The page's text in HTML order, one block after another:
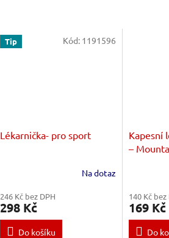
Tip
Lékarnička- pro sport
Na dotaz
246 Kč bez DPH
298 Kč
Do košíku
Kód: 1191596
Kapesní
–
140 Kč bez
169 Kč
Do